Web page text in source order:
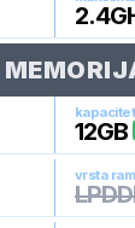
2.4
12GB
vrsta